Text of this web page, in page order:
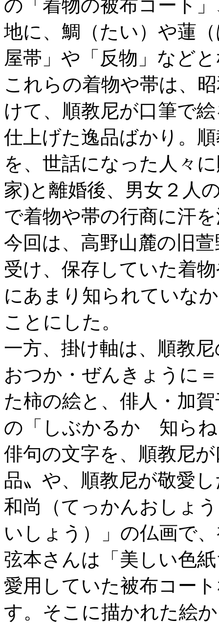
の「着物の被布コート
地に、鯛（たい）や蓮
屋帯」や「反物」など
これらの着物や帯は、
けて、順教尼が口筆で
仕上げた逸品ばかり。
を、世話になった人々
家)と離婚後、男女２人
で着物や帯の行商に汗
今回は、高野山麓の旧
受け、保存していた着
にあまり知られていな
ことにした。
一方、掛け軸は、順教
おつか・ぜんきょうに
た柿の絵と、俳人・加
の「しぶかるか 知ら
俳句の文字を、順教尼
品〟や、順教尼が敬愛
和尚（てっかんおしょ
いしょう）」の仏画で
弦本さんは「美しい色
愛用していた被布コー
す。そこに描かれた絵